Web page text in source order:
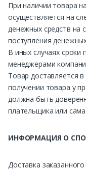
При наличии товара
осуществляется на
денежных средств на
поступления
В иных случаях сроки
менеджерами
Товар доставляется
получении товара у
должна быть
плательщика или
ИНФОРМАЦИЯ О
Доставка